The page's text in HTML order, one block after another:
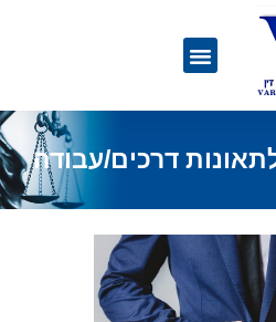
דרכים/עבודה